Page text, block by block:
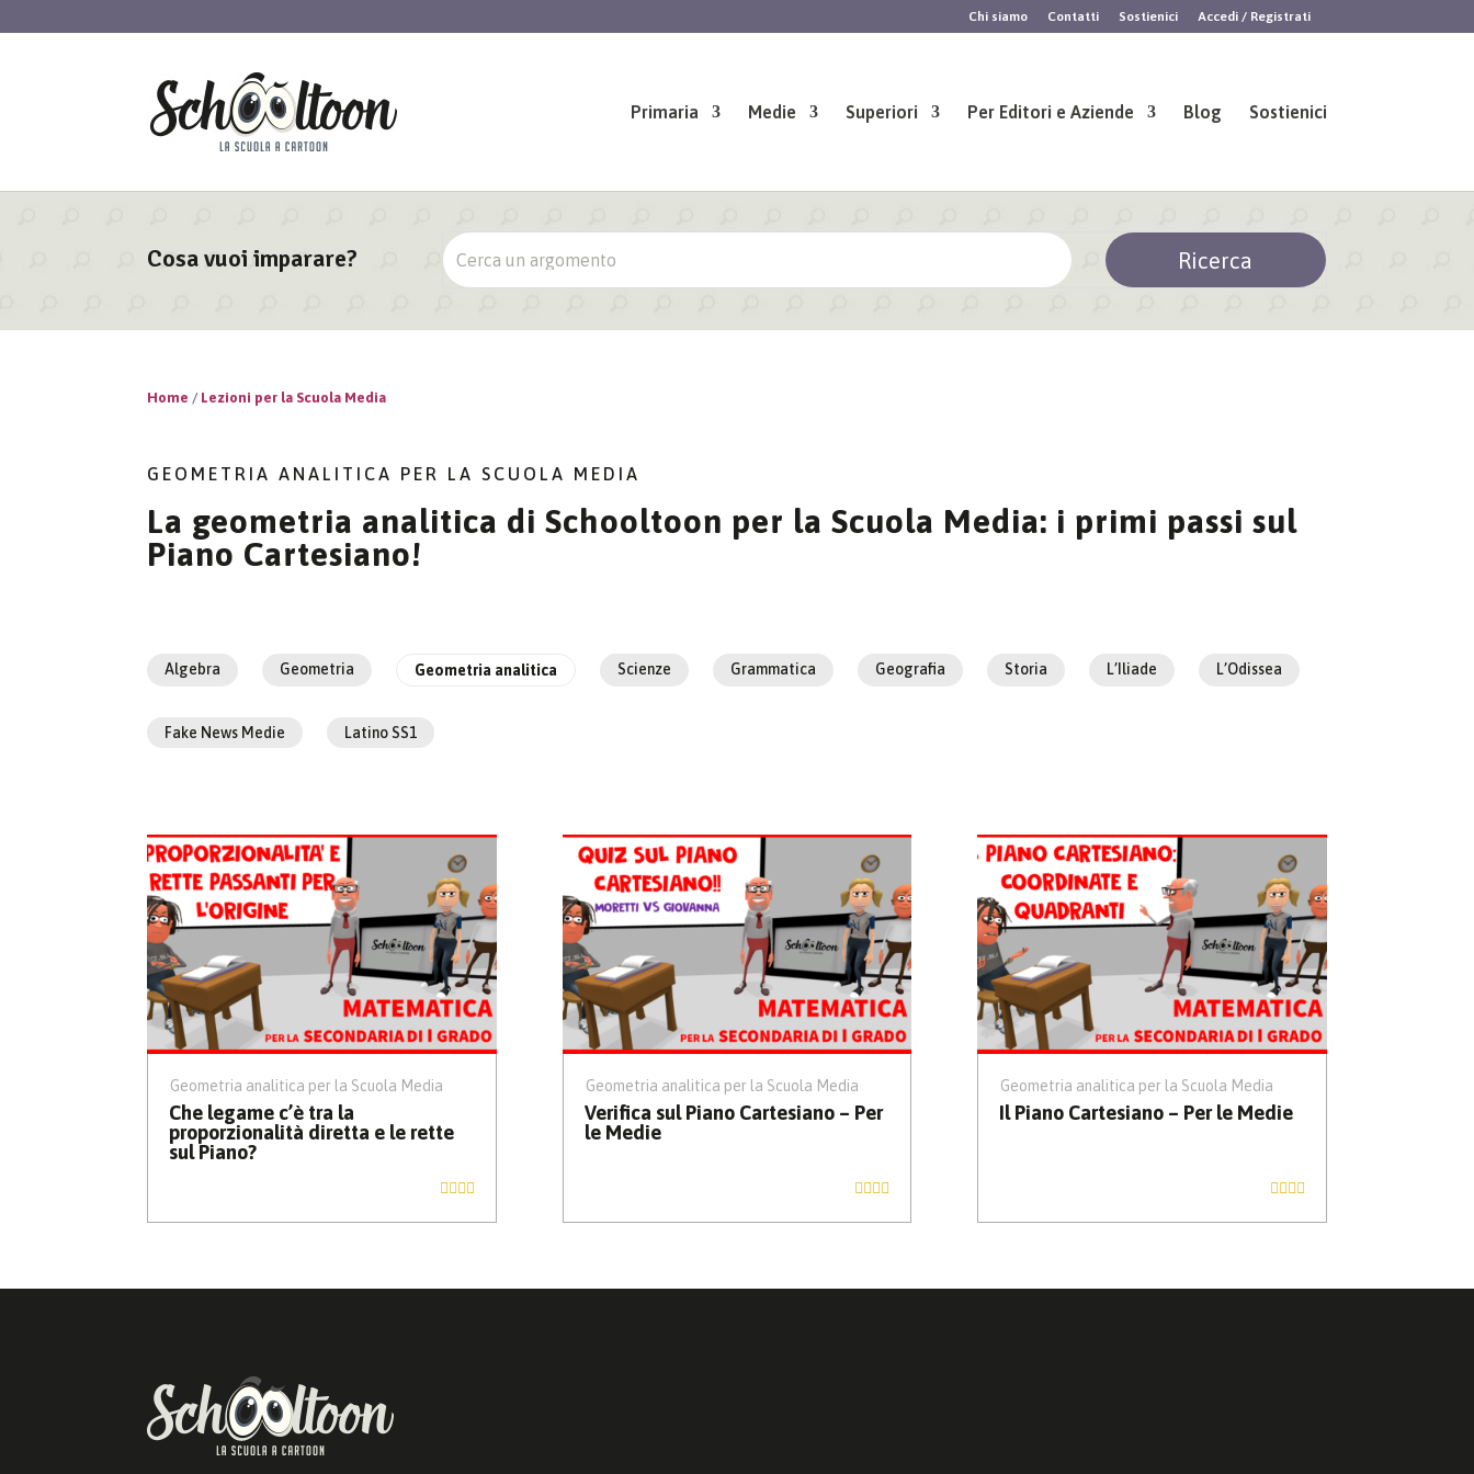
Chi siamo Contatti Sostienici Accedi / Registrati
Primaria Medie Superiori Per Editori e Aziende Blog Sostienici
Cosa vuoi imparare?
Home / Lezioni per la Scuola Media
GEOMETRIA ANALITICA PER LA SCUOLA MEDIA
La geometria analitica di Schooltoon per la Scuola Media: i primi passi sul
Piano Cartesiano!
Algebra Geometria Geometria analitica Scienze Grammatica Geografia Storia L’Iliade L’Odissea
Fake News Medie Latino SS1
Che legame c’è tra la
proporzionalità diretta e le rette
sul Piano?
Geometria analitica per la Scuola Media
Verifica sul Piano Cartesiano – Per
le Medie
Geometria analitica per la Scuola Media
Il Piano Cartesiano – Per le Medie
Geometria analitica per la Scuola Media